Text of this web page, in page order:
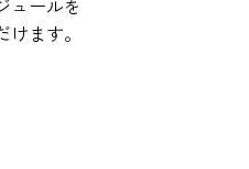
ュールを
ます。